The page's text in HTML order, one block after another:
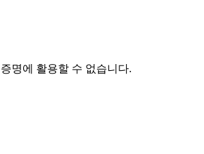
명에 활용할 수 없습니다.